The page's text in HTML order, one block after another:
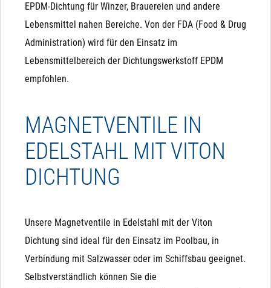
EPDM-Dichtung für Winzer, Brauereien und andere
Lebensmittel nahen Bereiche. Von der FDA (Food & Drug
Administration) wird für den Einsatz im
Lebensmittelbereich der Dichtungswerkstoff EPDM
empfohlen.
MAGNETVENTILE IN
EDELSTAHL MIT VITON
DICHTUNG
Unsere Magnetventile in Edelstahl mit der Viton
Dichtung sind ideal für den Einsatz im Poolbau, in
Verbindung mit Salzwasser oder im Schiffsbau geeignet.
Selbstverständlich können Sie die